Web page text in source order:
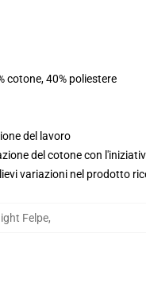
cotone, 40% poliestere
del lavoro
del cotone con
variazioni nel prodotto
Felpe,